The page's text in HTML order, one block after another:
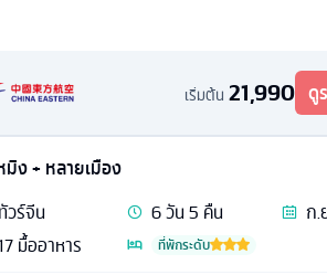
เริ่มต้น 21,990 ดู
ง + หลายเมือง
ทัวร์จีน 6วัน5 คืน
ก.
มื้ออาหาร ที่พักระดับ